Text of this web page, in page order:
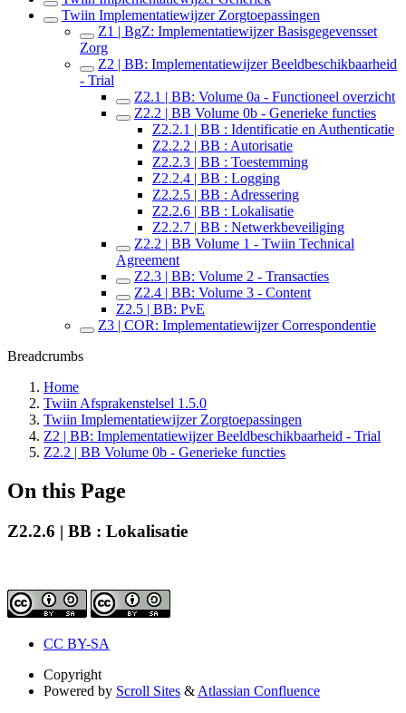
Twiin Implementatiewijzer Zorgtoepassingen
Z1 | BgZ: Implementatiewijzer Basisgegevensset
Zorg
Z2 | BB: Implementatiewijzer Beeldbeschikbaarheid
- Trial
Z2.1 | BB: Volume 0a - Functioneel overzicht
Z2.2 | BB Volume 0b - Generieke functies
Z2.2.1 | BB : Identificatie en Authenticatie
Z2.2.2 | BB : Autorisatie
Z2.2.3 | BB : Toestemming
Z2.2.4 | BB : Logging
Z2.2.5 | BB : Adressering
Z2.2.6 | BB : Lokalisatie
Z2.2.7 | BB : Netwerkbeveiliging
Z2.2 | BB Volume 1 - Twiin Technical
Agreement
Z2.3 | BB: Volume 2 - Transacties
Z2.4 | BB: Volume 3 - Content
Z2.5 | BB: PvE
Z3 | COR: Implementatiewijzer Correspondentie
Breadcrumbs
Home
Twiin Afsprakenstelsel 1.5.0
Twiin Implementatiewijzer Zorgtoepassingen
Z2 | BB: Implementatiewijzer Beeldbeschikbaarheid - Trial
Z2.2 | BB Volume 0b - Generieke functies
On this Page
Z2.2.6 | BB : Lokalisatie
CC BY-SA
Copyright
Powered by Scroll Sites & Atlassian Confluence